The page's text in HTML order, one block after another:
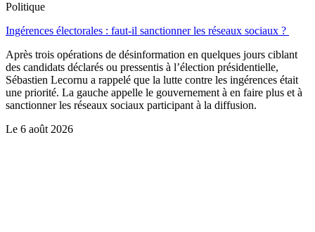
Politique
Ingérences électorales : faut-il sanctionner les réseaux sociaux ?
Après trois opérations de désinformation en quelques jours ciblant
des candidats déclarés ou pressentis à l’élection présidentielle,
Sébastien Lecornu a rappelé que la lutte contre les ingérences était
une priorité. La gauche appelle le gouvernement à en faire plus et à
sanctionner les réseaux sociaux participant à la diffusion.
Le 6 août 2026